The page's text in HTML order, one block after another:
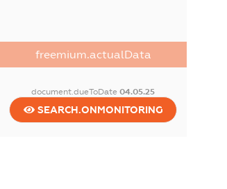
freemium.actualData
document.dueToDate04.05.25
SEARCH.ONMONITORING